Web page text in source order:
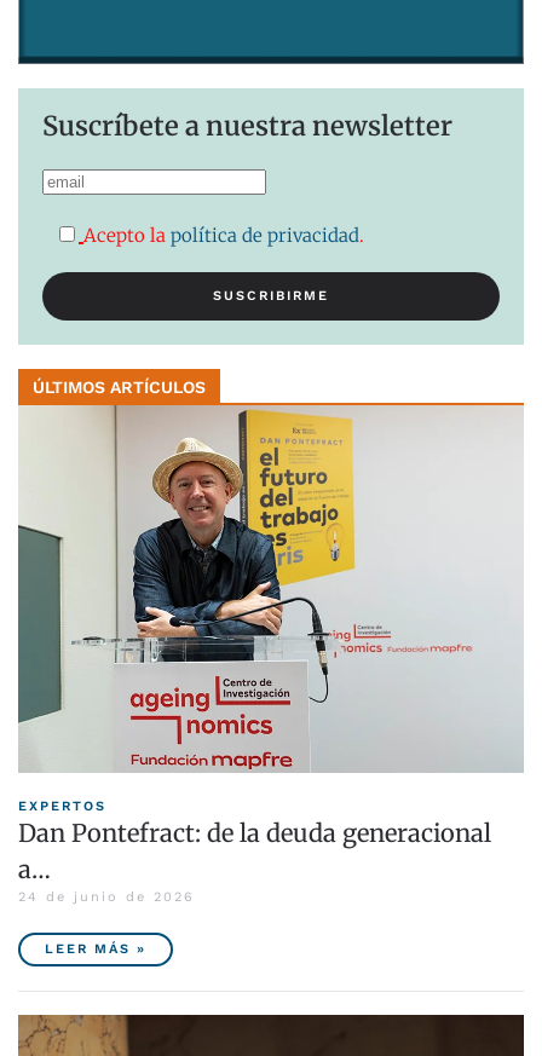
Suscríbete a nuestra newsletter
Acepto la política de privacidad.
ÚLTIMOS ARTÍCULOS
EXPERTOS
Dan Pontefract: de la deuda generacional
a…
24 de junio de 2026
LEER MÁS »